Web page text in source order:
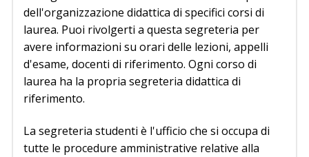
dell'organizzazione didattica di specifici corsi di
laurea. Puoi rivolgerti a questa segreteria per
avere informazioni su orari delle lezioni, appelli
d'esame, docenti di riferimento. Ogni corso di
laurea ha la propria segreteria didattica di
riferimento.
La segreteria studenti è l'ufficio che si occupa di
tutte le procedure amministrative relative alla